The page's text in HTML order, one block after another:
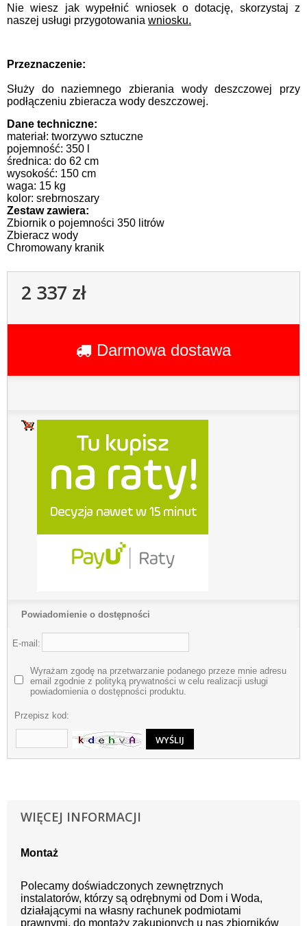
Nie wiesz jak wypełnić wniosek o dotację, skorzystaj z
naszej usługi przygotowania wniosku.
Przeznaczenie:
Służy do naziemnego zbierania wody deszczowej przy
podłączeniu zbieracza wody deszczowej.
Dane techniczne:
materiał: tworzywo sztuczne
pojemność: 350 l
średnica: do 62 cm
wysokość: 150 cm
waga: 15 kg
kolor: srebrnoszary
Zestaw zawiera:
Zbiornik o pojemności 350 litrów
Zbieracz wody
Chromowany kranik
2 337 zł
Darmowa dostawa
Powiadomienie o dostępności
E-mail:
Wyrażam zgodę na przetwarzanie podanego przeze mnie adresu
email zgodnie z polityką prywatności w celu realizacji usługi
powiadomienia o dostępności produktu.
Przepisz kod:
WIĘCEJ INFORMACJI
Montaż
Polecamy doświadczonych zewnętrznych
instalatorów, którzy są odrębnymi od Dom i Woda,
działającymi na własny rachunek podmiotami
prawnymi, do montaży zakupionych u nas zbiorników